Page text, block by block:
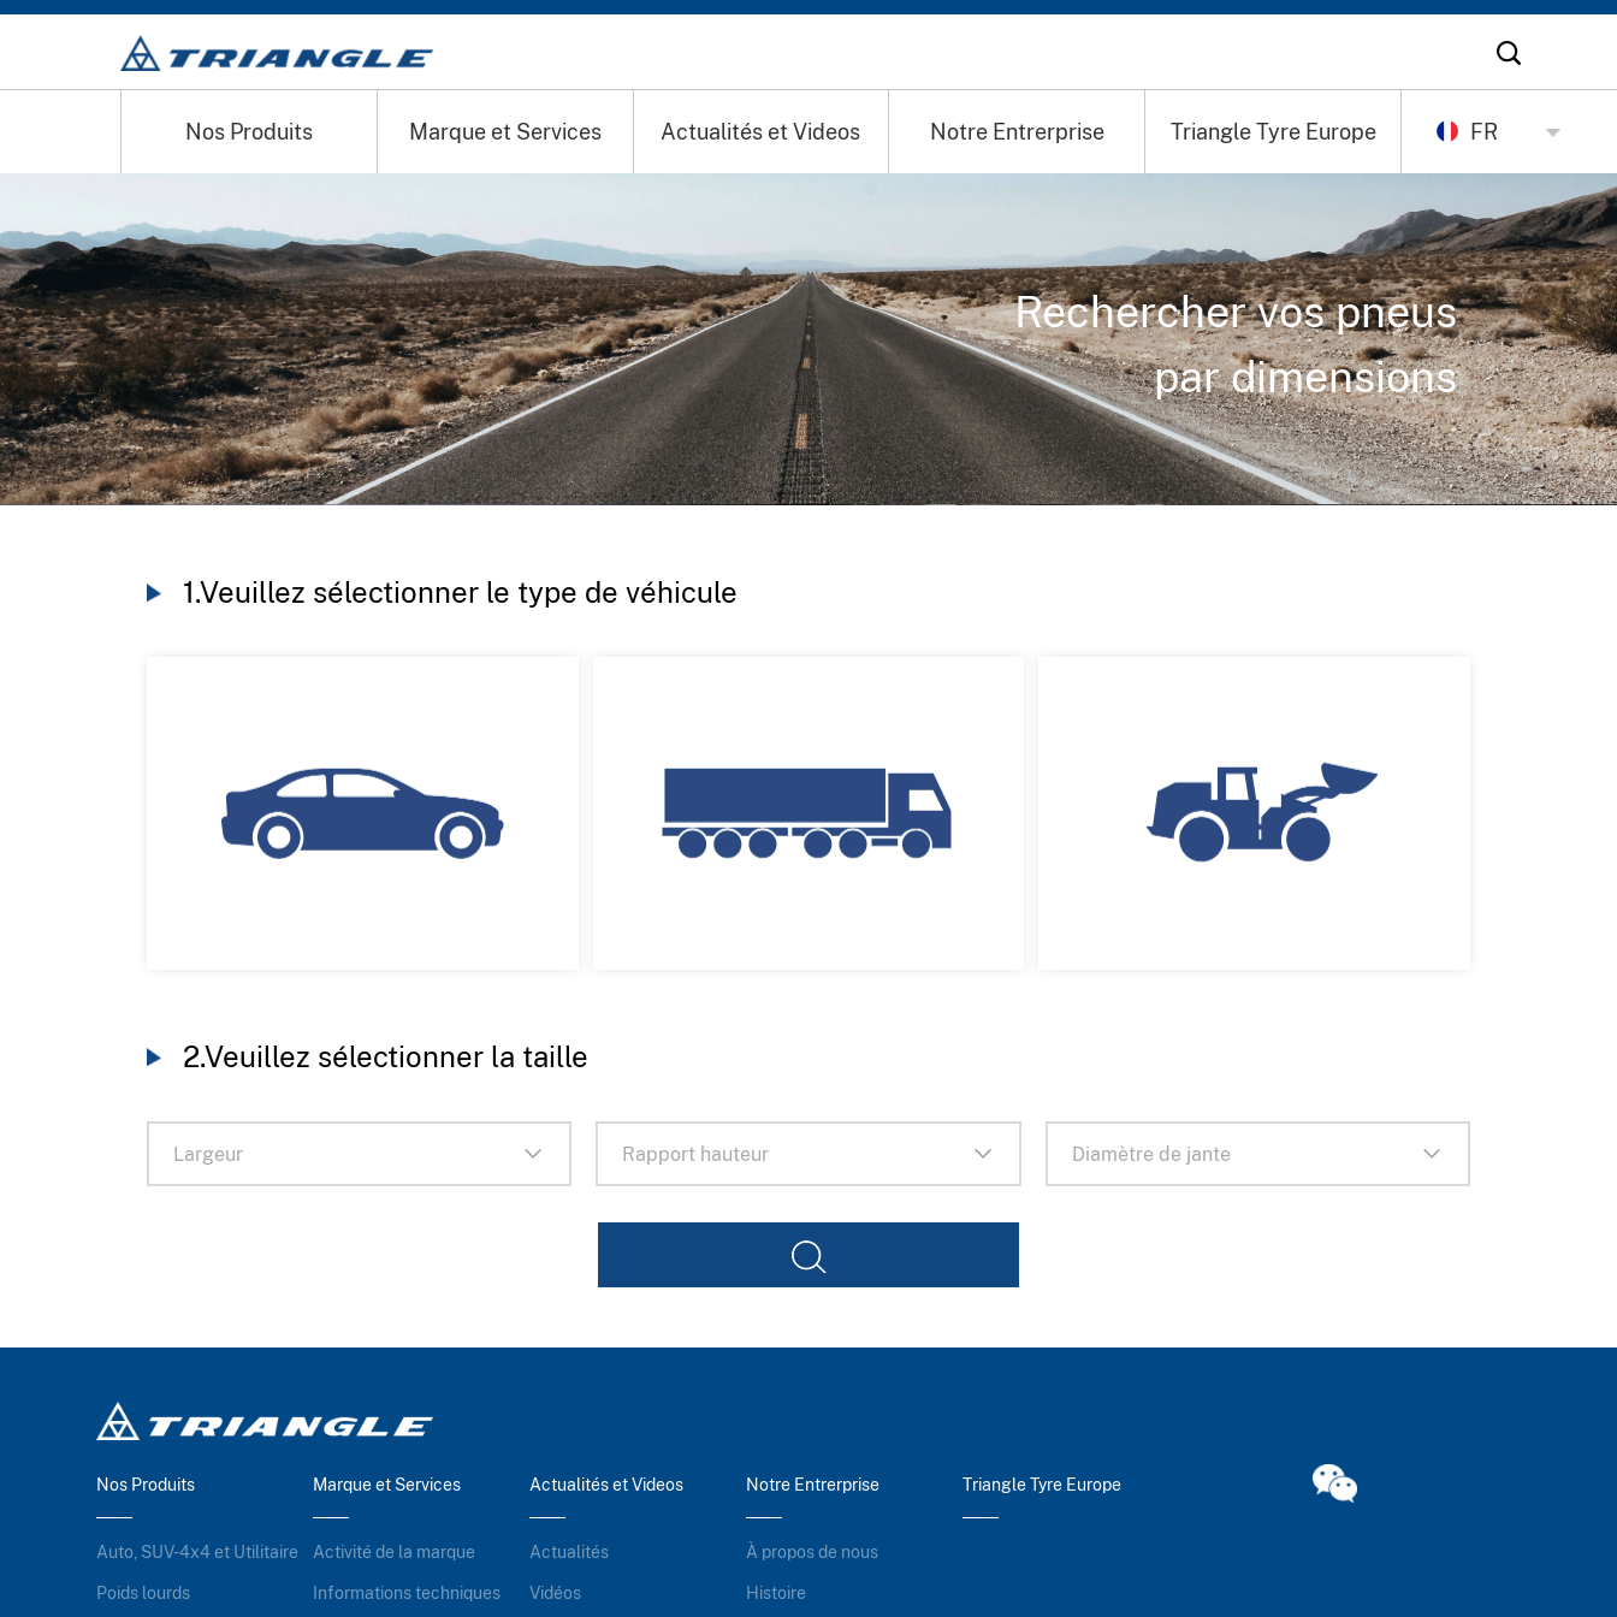
Nos Produits Marque et Services Actualités et Videos Notre Entrerprise Triangle Tyre Europe FR
Rechercher vos pneus
par dimensions
1.Veuillez sélectionner le type de véhicule
2.Veuillez sélectionner la taille
Nos Produits
Auto, SUV-4x4 et Utilitaire
Poids lourds
Marque et Services
Activité de la marque
Informations techniques
Actualités et Videos
Actualités
Vidéos
Notre Entrerprise
À propos de nous
Histoire
Triangle Tyre Europe